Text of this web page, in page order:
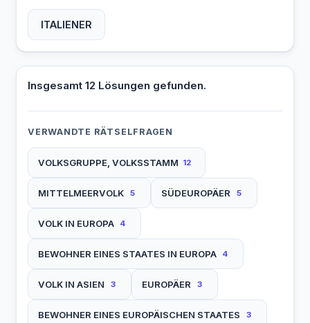
ITALIENER
Insgesamt 12 Lösungen gefunden.
VERWANDTE RÄTSELFRAGEN
VOLKSGRUPPE, VOLKSSTAMM 12
MITTELMEERVOLK 5 SÜDEUROPÄER 5
VOLK IN EUROPA 4
BEWOHNER EINES STAATES IN EUROPA 4
VOLK IN ASIEN 3 EUROPÄER 3
BEWOHNER EINES EUROPÄISCHEN STAATES 3